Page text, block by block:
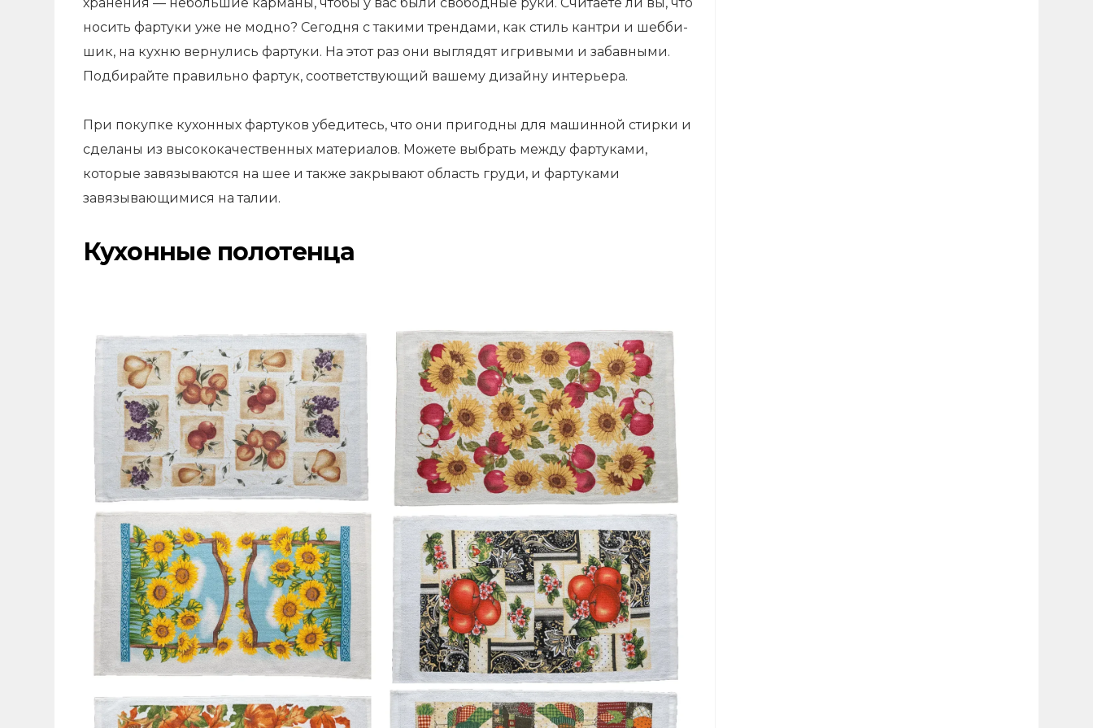
носить фартуки уже не модно? Сегодня с такими трендами, как стиль кантри и шебби-
шик, на кухню вернулись фартуки. На этот раз они выглядят игривыми и забавными.
Подбирайте правильно фартук, соответствующий вашему дизайну интерьера.
При покупке кухонных фартуков убедитесь, что они пригодны для машинной стирки и
сделаны из высококачественных материалов. Можете выбрать между фартуками,
которые завязываются на шее и также закрывают область груди, и фартуками
завязывающимися на талии.
Кухонные полотенца